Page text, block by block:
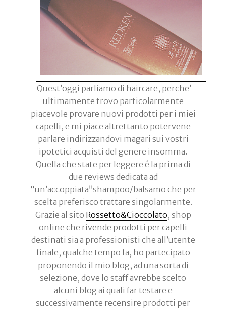
Quest’oggi parliamo di haircare, perche’
ultimamente trovo particolarmente
piacevole provare nuovi prodotti per i miei
capelli, e mi piace altrettanto potervene
parlare indirizzandovi magari sui vostri
ipotetici acquisti del genere insomma.
Quella che state per leggere é la prima di
due reviews dedicata ad
“un’accoppiata”shampoo/balsamo che per
scelta preferisco trattare singolarmente.
Grazie al sito Rossetto&Cioccolato, shop
online che rivende prodotti per capelli
destinati sia a professionisti che all’utente
finale, qualche tempo fa, ho partecipato
proponendo il mio blog, ad una sorta di
selezione, dove lo staff avrebbe scelto
alcuni blog ai quali far testare e
successivamente recensire prodotti per